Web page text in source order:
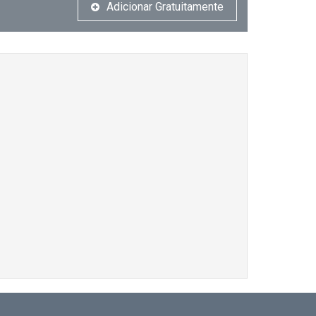
Adicionar Gratuitamente